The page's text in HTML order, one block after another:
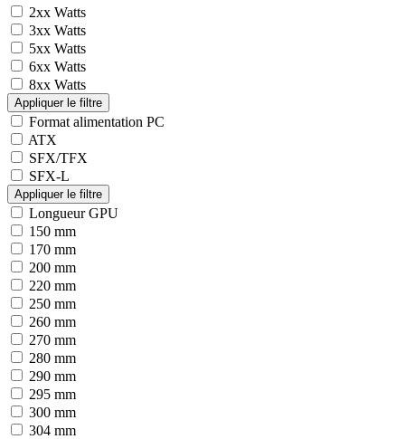
2xx Watts
3xx Watts
5xx Watts
6xx Watts
8xx Watts
Format alimentation PC
ATX
SFX/TFX
SFX-L
Longueur GPU
150 mm
170 mm
200 mm
220 mm
250 mm
260 mm
270 mm
280 mm
290 mm
295 mm
300 mm
304 mm